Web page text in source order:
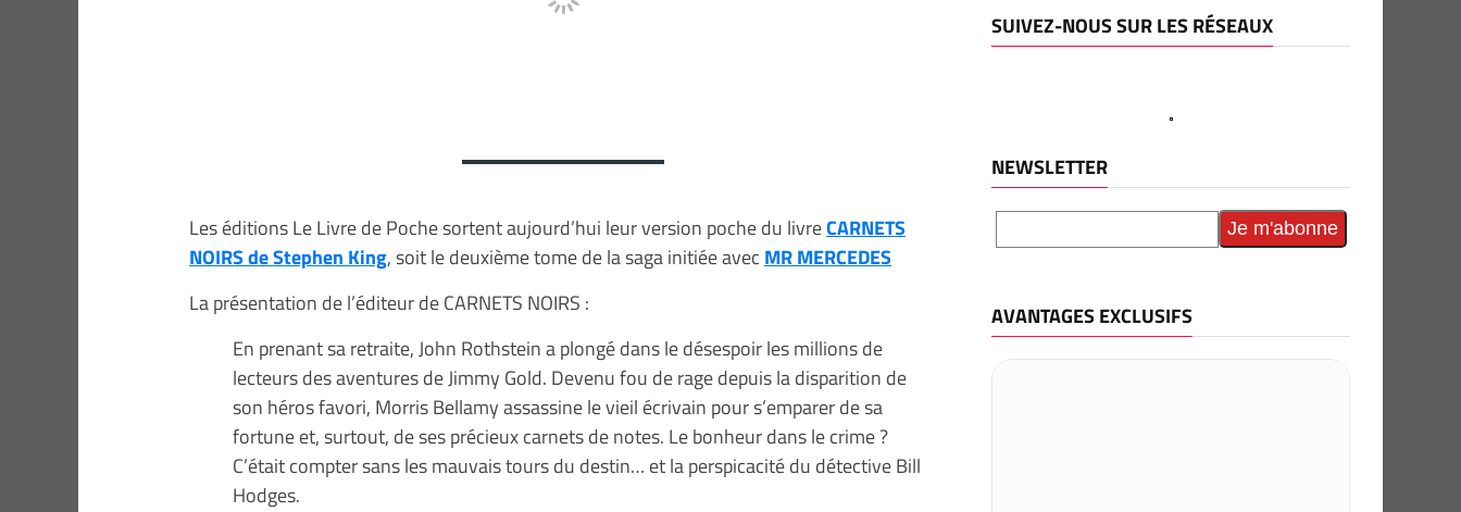
Les éditions Le Livre de Poche sortent aujourd’hui leur version poche du livreCARNETS
NOIRS de Stephen King, soit le deuxième tome de la saga initiée avec MR MERCEDES
La présentation de l’éditeur de CARNETS NOIRS :
En prenant sa retraite, John Rothstein a plongé dans le désespoir les millions de
lecteurs des aventures de Jimmy Gold. Devenu fou de rage depuis la disparition de
son héros favori, Morris Bellamy assassine le vieil écrivain pour s’emparer de sa
fortune et, surtout, de ses précieux carnets de notes. Le bonheur dans le crime ?
C’était compter sans les mauvais tours du destin… et la perspicacité du détective Bill
Hodges.
SUIVEZ-NOUS SUR LES RÉSEAUX
NEWSLETTER
AVANTAGES EXCLUSIFS